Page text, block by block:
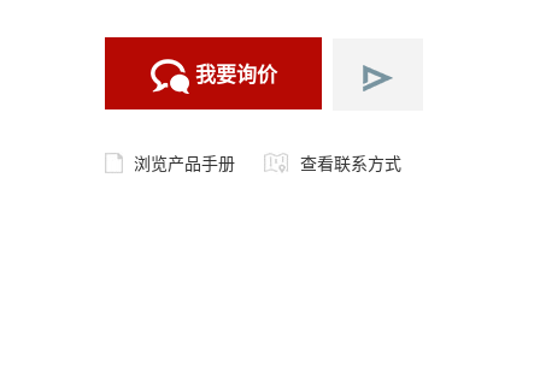
我要询价
浏览产品手册 查看联系方式